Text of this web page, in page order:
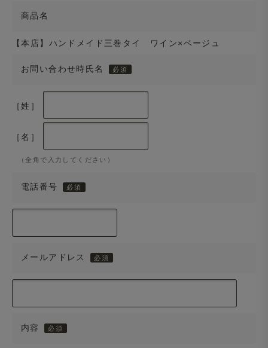
商品名
【本店】ハンドメイド三巻タイ ワイン×ベージュ
お問い合わせ時氏名
［姓］
［名］
（全角で入力してください）
電話番号
メールアドレス
内容